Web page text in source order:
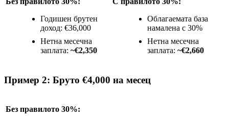
Годишен брутен
доход: €36,000
Нетна месечна
заплата: ~€2,350
Облагаемата база
намалена с 30%
Нетна месечна
заплата: ~€2,660
Пример 2: Бруто €4,000 на месец
Без правилото 30%: